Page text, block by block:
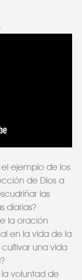
ejemplo de los
de Dios a
las
diarias?
la oración
en la vida de la
una vida
voluntad de